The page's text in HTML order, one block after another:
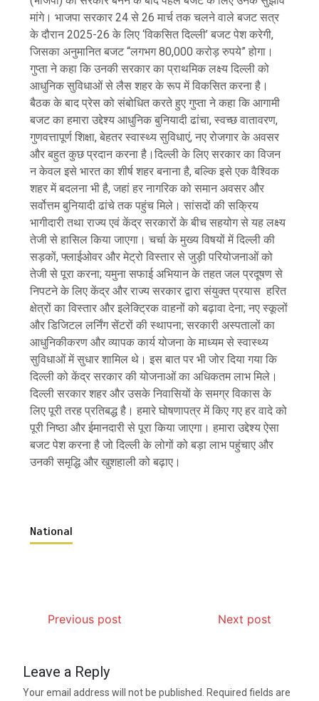
मांगे। भाजपा सरकार 24 से 26 मार्च तक चलने वाले बजट सत्र
के दौरान 2025-26 के लिए ‘विकसित दिल्ली’ बजट पेश करेगी,
जिसका अनुमानित बजट “लगभग 80,000 करोड़ रुपये” होगा।
गुप्ता ने कहा कि उनकी सरकार का प्राथमिक लक्ष्य दिल्ली को
आधुनिक सुविधाओं से लैस शहर के रूप में विकसित करना है।
बैठक के बाद प्रेस को संबोधित करते हुए गुप्ता ने कहा कि आगामी
बजट का हमारा उद्देश्य आधुनिक बुनियादी ढांचा, स्वच्छ वातावरण,
गुणवत्तापूर्ण शिक्षा, बेहतर स्वास्थ्य सुविधाएं, नए रोजगार के अवसर
और बहुत कुछ प्रदान करना है।दिल्ली के लिए सरकार का विजन
न केवल इसे भारत का शीर्ष शहर बनाना है, बल्कि इसे एक वैश्विक
शहर में बदलना भी है, जहां हर नागरिक को समान अवसर और
सर्वोत्तम बुनियादी ढांचे तक पहुंच मिले। सांसदों की सक्रिय
भागीदारी तथा राज्य एवं केंद्र सरकारों के बीच सहयोग से यह लक्ष्य
तेजी से हासिल किया जाएगा। चर्चा के मुख्य विषयों में दिल्ली की
सड़कों, फ्लाईओवर और मेट्रो विस्तार से जुड़ी परियोजनाओं को
तेजी से पूरा करना; यमुना सफाई अभियान के तहत जल प्रदूषण से
निपटने के लिए केंद्र और राज्य सरकार द्वारा संयुक्त प्रयास हरित
क्षेत्रों का विस्तार और इलेक्ट्रिक वाहनों को बढ़ावा देना; नए स्कूलों
और डिजिटल लर्निंग सेंटरों की स्थापना; सरकारी अस्पतालों का
आधुनिकीकरण और व्यापक कार्य योजना के माध्यम से स्वास्थ्य
सुविधाओं में सुधार शामिल थे। इस बात पर भी जोर दिया गया कि
दिल्ली को केंद्र सरकार की योजनाओं का अधिकतम लाभ मिले।
दिल्ली सरकार शहर और उसके निवासियों के समग्र विकास के
लिए पूरी तरह प्रतिबद्ध है। हमारे घोषणापत्र में किए गए हर वादे को
पूरी निष्ठा और ईमानदारी से पूरा किया जाएगा। हमारा उद्देश्य ऐसा
बजट पेश करना है जो दिल्ली के लोगों को बड़ा लाभ पहुंचाए और
उनकी समृद्धि और खुशहाली को बढ़ाए।
National
Previous post Next post
Leave a Reply
Your email address will not be published.
Required fields are